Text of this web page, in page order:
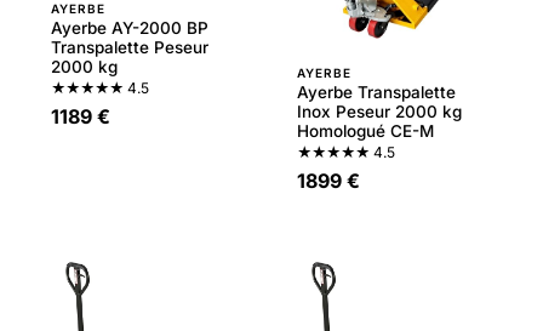
AYERBE
Ayerbe AY-2000 BP
Transpalette Peseur
2000 kg
★★★★★ 4.5
1189 €
AYERBE
Ayerbe Transpalette
Inox Peseur 2000 kg
Homologué CE-M
★★★★★ 4.5
1899 €